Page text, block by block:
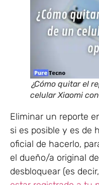
¿Cómo quitar el
celular Xiaomi
Eliminar un reporte
si es posible y es de
oficial de hacerlo,
el dueño/a original
desbloquear (es